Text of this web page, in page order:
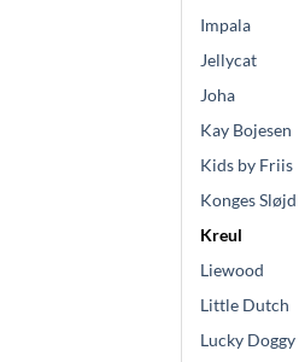
Impala
Jellycat
Joha
Kay Bojesen
Kids by Friis
Konges Sløjd
Kreul
Liewood
Little Dutch
Lucky Doggy